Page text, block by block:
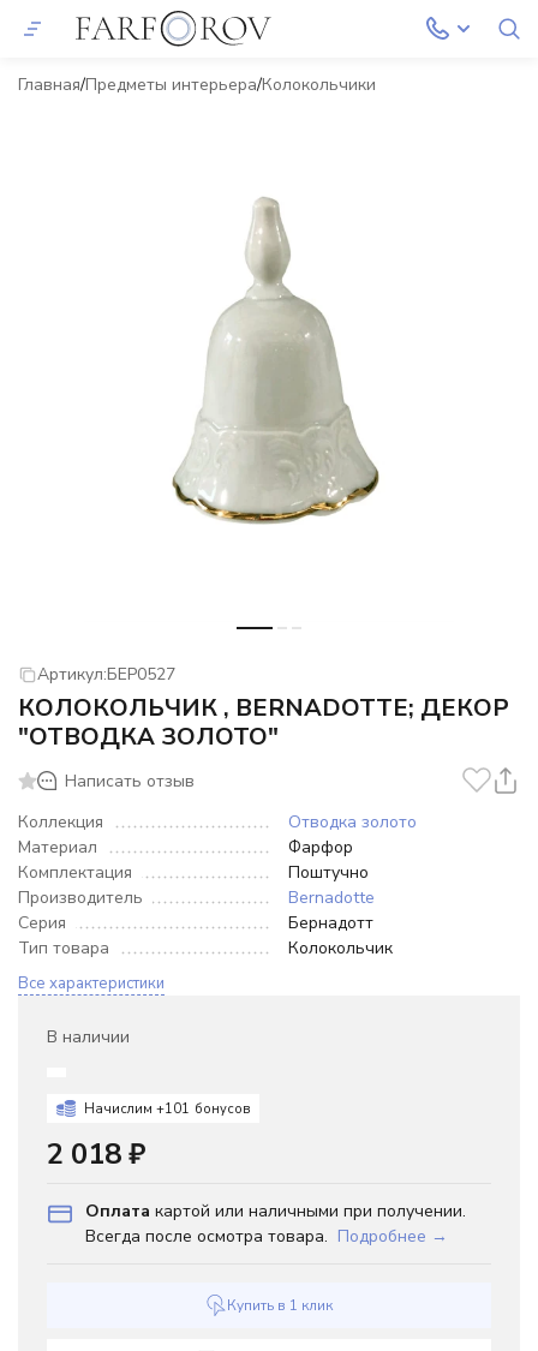
Главная Предметы интерьера Колокольчики
Артикул:БЕР0527
КОЛОКОЛЬЧИК , BERNADOTTE; ДЕКОР
"ОТВОДКА ЗОЛОТО"
Написать отзыв
Коллекция
Отводка золото
Материал
Фарфор
Комплектация
Поштучно
Производитель
Bernadotte
Серия
Бернадотт
Тип товара
Колокольчик
Все характеристики
В наличии
Начислим +101 бонусов
2 018₽
Оплата картой или наличными при получении.
Всегда после осмотра товара. Подробнее →
Купить в 1 клик